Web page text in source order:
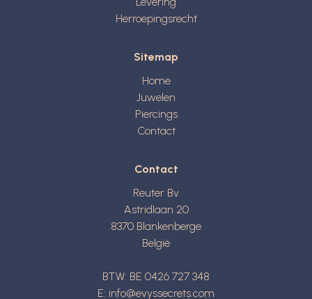
Herroepingsrecht
Sitemap
Home
Juwelen
Piercings
Contact
Contact
Reuter Bv
Astridlaan 20
8370 Blankenberge
België
BTW: BE 0426 727 348
E: info@evyssecrets.com